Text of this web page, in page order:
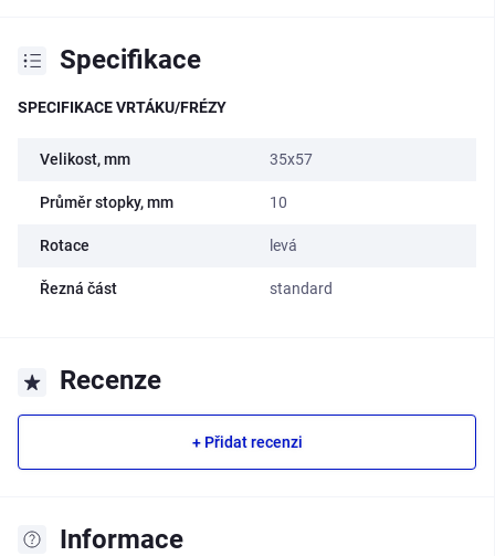
Specifikace
SPECIFIKACE VRTÁKU/FRÉZY
Velikost, mm 35x57
Průměr stopky, mm 10
Rotace levá
Řezná část standard
Recenze
+ Přidat recenzi
Informace